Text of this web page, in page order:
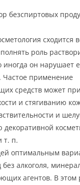
безспиртовых
сходится
роль
иногда он нарушает
применение
средств может
и стягиванию
и
т. п.
оптимальным
без алкоголя,
агентов. В этом